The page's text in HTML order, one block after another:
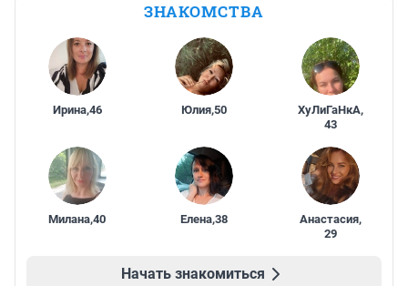
ЗНАКОМСТВА
Ирина,46 Юлия,50 ХуЛиГаНкА,
43
Милана,40 Елена,38 Анастасия,
29
Начать знакомиться